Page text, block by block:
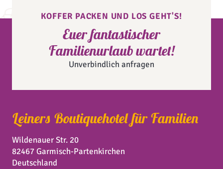
KOFFER PACKEN UND LOS GEHT'S!
Euer fantastischer
Familienurlaub wartet!
Unverbindlich anfragen
Leiners Boutiquehotel für Familien
Wildenauer Str. 20
82467 Garmisch-Partenkirchen
Deutschland